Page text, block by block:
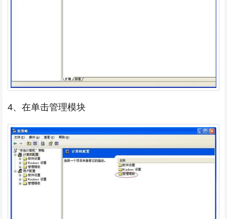
4、在单击管理模块